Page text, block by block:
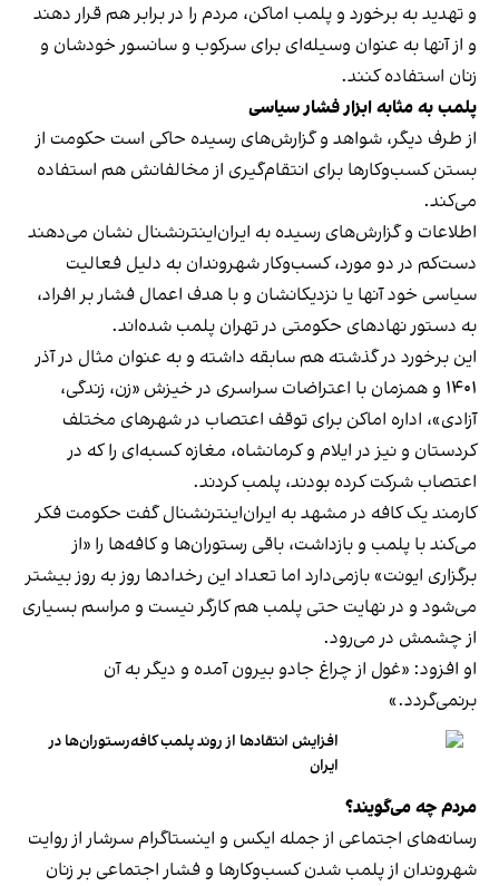
و تهدید به برخورد و پلمب اماکن، مردم را در برابر هم قرار دهند
و از آنها به عنوان وسیله‌ای برای سرکوب و سانسور خودشان و
زنان استفاده کنند.
پلمب به مثابه ابزار فشار سیاسی
از طرف دیگر، شواهد و گزارش‌های رسیده حاکی است حکومت از
بستن کسب‌وکارها برای انتقام‌گیری از مخالفانش هم استفاده
می‌کند.
اطلاعات و گزارش‌های رسیده به ایران‌اینترنشنال نشان می‌دهند
دست‌کم در دو مورد، کسب‌وکار شهروندان به دلیل فعالیت
سیاسی خود آنها یا نزدیکانشان و با هدف اعمال فشار بر افراد،
به دستور نهادهای حکومتی در تهران پلمب شده‌اند.
این برخورد در گذشته هم سابقه داشته و به عنوان مثال در آذر
۱۴۰۱ و همزمان با اعتراضات سراسری در خیزش «زن، زندگی،
آزادی»، اداره اماکن برای توقف اعتصاب در شهرهای مختلف
کردستان و نیز در ایلام و کرمانشاه، مغازه کسبه‌ای را که در
اعتصاب شرکت کرده بودند، پلمب کردند.
کارمند یک کافه در مشهد به ایران‌اینترنشنال گفت حکومت فکر
می‌کند با پلمب و بازداشت، باقی رستوران‌ها و کافه‌ها را «از
برگزاری ایونت» بازمی‌دارد اما تعداد این رخدادها روز به روز بیشتر
می‌شود و در نهایت حتی پلمب هم کارگر نیست و مراسم بسیاری
از چشمش در می‌رود.
او افزود: «غول از چراغ جادو بیرون آمده و دیگر به آن
برنمی‎‌گردد.»
افزایش انتقادها از روند پلمب کافه‌رستوران‌ها در
ایران
مردم چه می‌گویند؟
رسانه‎‌های اجتماعی از جمله ایکس و اینستاگرام سرشار از روایت
شهروندان از پلمب شدن کسب‌وکارها و فشار اجتماعی بر زنان